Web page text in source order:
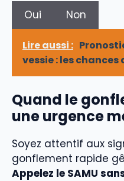
Oui
Non
Lire aussi :
vessie : les chances
Quand le
une urgence
Soyez attentif aux
gonflement rapide
Appelez le SAMU